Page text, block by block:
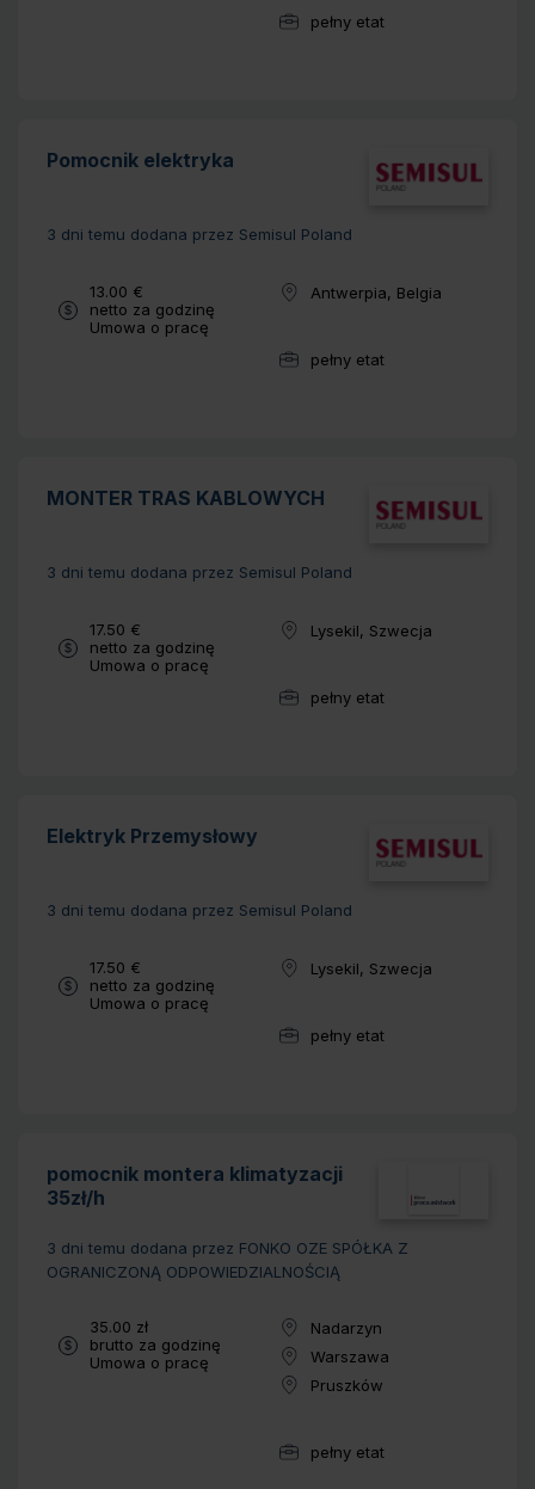
Wymiar pracy:
pełny etat
Pomocnik elektryka
3 dni temu dodana przez Semisul Poland
Wynagrodzenie:
13.00 €
netto za godzinę
Typ umowy:
Umowa o pracę
Lokalizacja:
Antwerpia, Belgia
Wymiar pracy:
pełny etat
MONTER TRAS KABLOWYCH
3 dni temu dodana przez Semisul Poland
Wynagrodzenie:
17.50 €
netto za godzinę
Typ umowy:
Umowa o pracę
Lokalizacja:
Lysekil, Szwecja
Wymiar pracy:
pełny etat
Elektryk Przemysłowy
3 dni temu dodana przez Semisul Poland
Wynagrodzenie:
17.50 €
netto za godzinę
Typ umowy:
Umowa o pracę
Lokalizacja:
Lysekil, Szwecja
Wymiar pracy:
pełny etat
pomocnik montera klimatyzacji
35zł/h
3 dni temu dodana przez FONKO OZE SPÓŁKA Z
OGRANICZONĄ ODPOWIEDZIALNOŚCIĄ
Wynagrodzenie:
35.00 zł
brutto za godzinę
Typ umowy:
Umowa o pracę
Lokalizacja:
Nadarzyn
Lokalizacja:
Warszawa
Lokalizacja:
Pruszków
Wymiar pracy:
pełny etat